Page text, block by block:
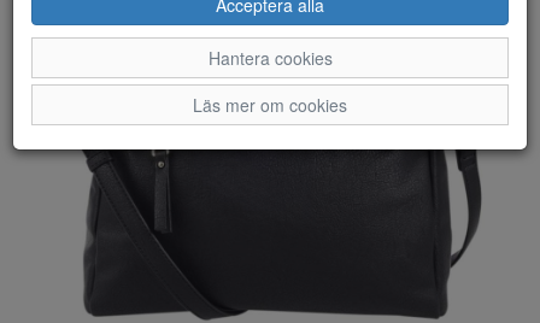
Acceptera alla
Hantera cookies
Läs mer om cookies